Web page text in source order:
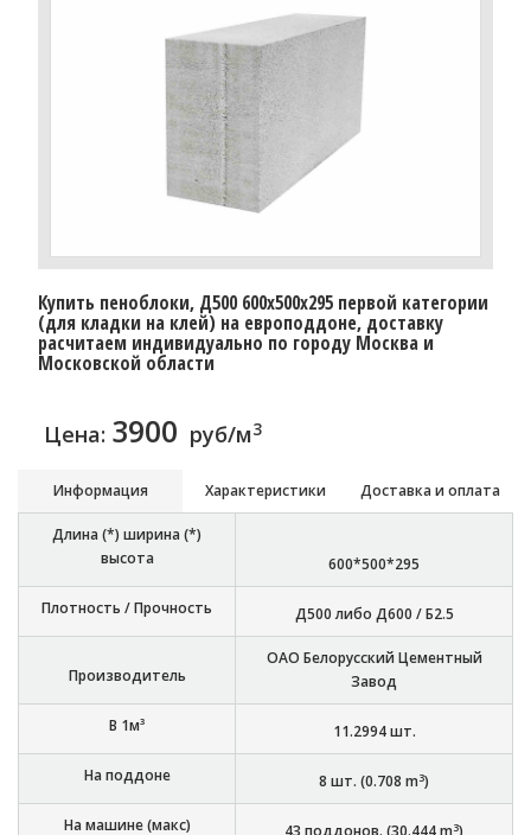
Купить пеноблоки, Д500 600x500x295 первой категории
(для кладки на клей) на европоддоне, доставку
расчитаем индивидуально по городу Москва и
Московской области
Цена: 3900 руб/м3
Информация Характеристики Доставка и оплата
Длина (*) ширина (*)
высота
600*500*295
Плотность / Прочность Д500 либо Д600 / Б2.5
Производитель
ОАО Белорусский Цементный
Завод
В 1м³ 11.2994шт.
На поддоне 8 шт. (0.708 m3)
На машине (макс) 3